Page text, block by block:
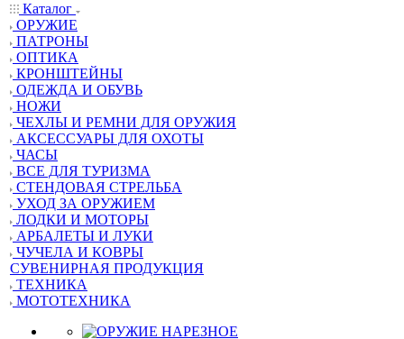
Каталог
ОРУЖИЕ
ПАТРОНЫ
ОПТИКА
КРОНШТЕЙНЫ
ОДЕЖДА И ОБУВЬ
НОЖИ
ЧЕХЛЫ И РЕМНИ ДЛЯ ОРУЖИЯ
АКСЕССУАРЫ ДЛЯ ОХОТЫ
ЧАСЫ
ВСЕ ДЛЯ ТУРИЗМА
СТЕНДОВАЯ СТРЕЛЬБА
УХОД ЗА ОРУЖИЕМ
ЛОДКИ И МОТОРЫ
АРБАЛЕТЫ И ЛУКИ
ЧУЧЕЛА И КОВРЫ
СУВЕНИРНАЯ ПРОДУКЦИЯ
ТЕХНИКА
МОТОТЕХНИКА